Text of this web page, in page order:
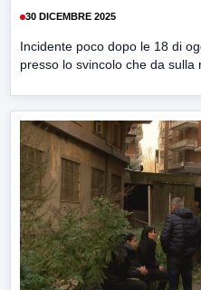
30 DICEMBRE 2025
Incidente poco dopo le 18 di
presso lo svincolo che da sulla